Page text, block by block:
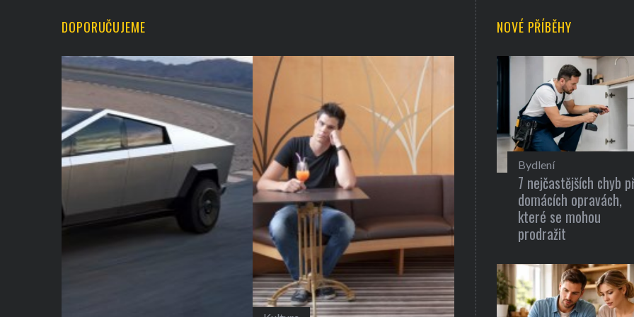
DOPORUČUJEME NOVÉ PŘÍBĚHY
Bydlení
7 nejčastějších chyb
domácích opravách,
které se mohou
prodražit